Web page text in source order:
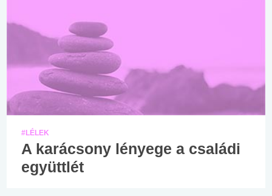
#LÉLEK
A karácsony lényege a családi
együttlét